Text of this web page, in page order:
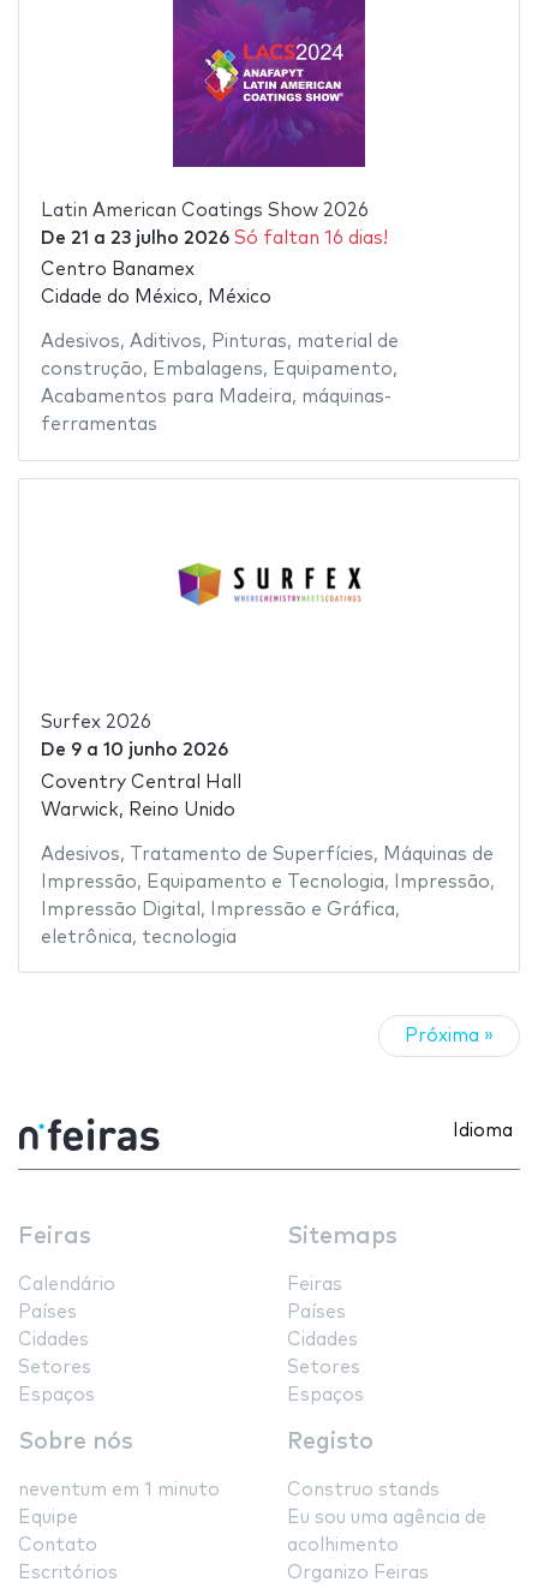
Latin American Coatings Show 2026
De 21 a 23 julho 2026 Só faltan 16 dias!
Centro Banamex
Cidade do México, México
Adesivos, Aditivos, Pinturas, material de
construção, Embalagens, Equipamento,
Acabamentos para Madeira, máquinas-
ferramentas
Surfex 2026
De 9a 10 junho 2026
Coventry Central Hall
Warwick, Reino Unido
Adesivos, Tratamento de Superfícies, Máquinas de
Impressão, Equipamento e Tecnologia, Impressão,
Impressão Digital , Impressão e Gráfica,
eletrônica, tecnologia
Próxima »
Idioma
Feiras
Calendário
Países
Cidades
Setores
Espaços
Sitemaps
Feiras
Países
Cidades
Setores
Espaços
Sobre nós
neventum em 1 minuto
Equipe
Contato
Escritórios
Registo
Construo stands
Eu sou uma agência de
acolhimento
Organizo Feiras